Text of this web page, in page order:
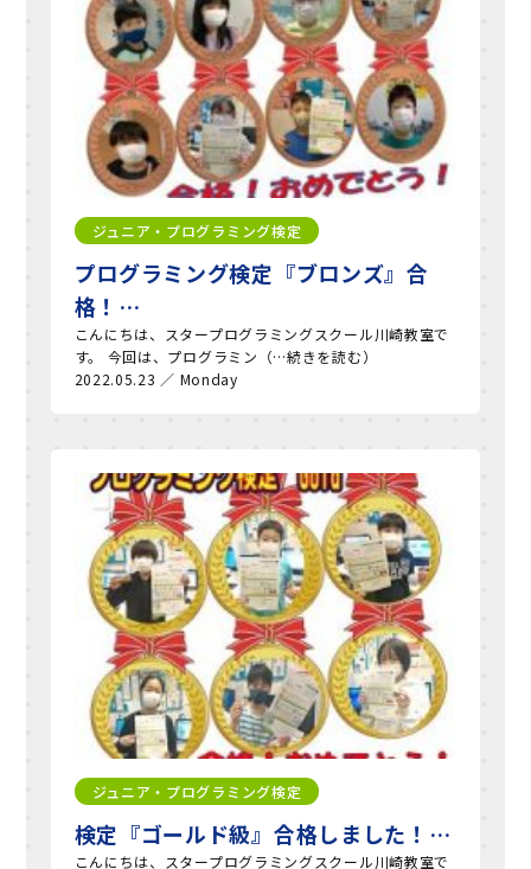
ジュニア・プログラミング検定
プログラミング検定『ブロンズ』合
格！…
こんにちは、スタープログラミングスクール川崎教室で
す。 今回は、プログラミン（…続きを読む）
2022.05.23 ／ Monday
ジュニア・プログラミング検定
検定『ゴールド級』合格しました！…
こんにちは、スタープログラミングスクール川崎教室で